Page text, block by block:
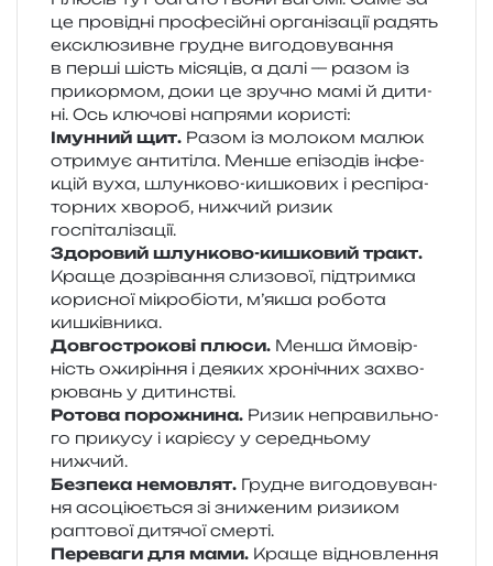
це про­від­ні про­фе­сій­ні орга­ні­за­ції радять
екс­клю­зив­не гру­дне виго­до­ву­ва­н­ня
в перші шість міся­ців, а далі — разом із
при­кор­мом, доки це зру­чно мамі й дити­
ні. Ось клю­чо­ві напря­ми користі:
Імунний щит. Разом із моло­ком малюк
отри­мує анти­ті­ла. Менше епі­зо­дів інфе­
кцій вуха, шлун­ко­во-кишко­вих і респі­ра­
тор­них хво­роб, ниж­чий ризик
госпіталізації.
Здоровий шлун­ко­во-кишко­вий тракт.
Краще дозрі­ва­н­ня сли­зо­вої, під­трим­ка
кори­сної мікро­біо­ти, м’якша робо­та
кишківника.
Довгострокові плюси. Менша ймо­вір­
ність ожи­рі­н­ня і деяких хро­ні­чних захво­
рю­вань у дитинстві.
Ротова поро­жни­на. Ризик непра­виль­но­
го при­ку­су і карі­є­су у сере­дньо­му
нижчий.
Безпека немов­лят. Грудне виго­до­ву­ва­н­
ня асо­ці­ю­є­ться зі зни­же­ним ризи­ком
рапто­вої дитя­чої смерті.
Переваги для мами. Краще від­нов­ле­н­ня